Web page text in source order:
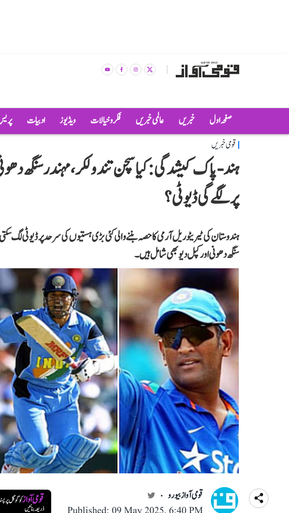
صفحہ اول خبریں عالمی خبریں فکر و خیالات ویڈیوز ادبیات
قومی خبریں
ہند-پاک کیشدگی: کیا سچن تندولکر، مہندر سنگھ
پر لگے گی ڈیوٹی؟
ہندوستان کی ٹیریٹوریل آرمی کا حصہ بننے والی کئی بڑی ہستیوں کی سرحد پر ڈیوٹی لگ
سنگھ دھونی اور کپل دیو بھی شامل ہیں۔
قومی آواز بیورو